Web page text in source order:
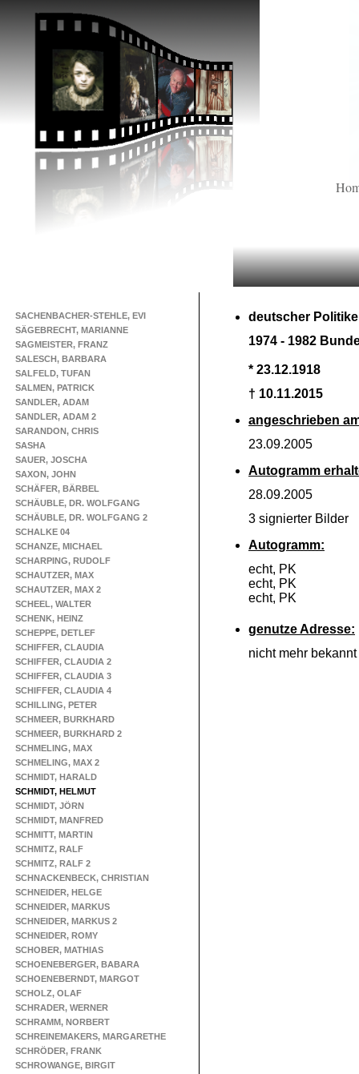
SACHENBACHER-STEHLE, EVI
SÄGEBRECHT, MARIANNE
SAGMEISTER, FRANZ
SALESCH, BARBARA
SALFELD, TUFAN
SALMEN, PATRICK
SANDLER, ADAM
SANDLER, ADAM 2
SARANDON, CHRIS
SASHA
SAUER, JOSCHA
SAXON, JOHN
SCHÄFER, BÄRBEL
SCHÄUBLE, DR. WOLFGANG
SCHÄUBLE, DR. WOLFGANG 2
SCHALKE 04
SCHANZE, MICHAEL
SCHARPING, RUDOLF
SCHAUTZER, MAX
SCHAUTZER, MAX 2
SCHEEL, WALTER
SCHENK, HEINZ
SCHEPPE, DETLEF
SCHIFFER, CLAUDIA
SCHIFFER, CLAUDIA 2
SCHIFFER, CLAUDIA 3
SCHIFFER, CLAUDIA 4
SCHILLING, PETER
SCHMEER, BURKHARD
SCHMEER, BURKHARD 2
SCHMELING, MAX
SCHMELING, MAX 2
SCHMIDT, HARALD
SCHMIDT, HELMUT
SCHMIDT, JÖRN
SCHMIDT, MANFRED
SCHMITT, MARTIN
SCHMITZ, RALF
SCHMITZ, RALF 2
SCHNACKENBECK, CHRISTIAN
SCHNEIDER, HELGE
SCHNEIDER, MARKUS
SCHNEIDER, MARKUS 2
SCHNEIDER, ROMY
SCHOBER, MATHIAS
SCHOENEBERGER, BABARA
SCHOENEBERNDT, MARGOT
SCHOLZ, OLAF
SCHRADER, WERNER
SCHRAMM, NORBERT
SCHREINEMAKERS, MARGARETHE
SCHRÖDER, FRANK
SCHROWANGE, BIRGIT
deutscher
1974 - 1982
* 23.12.1918
† 10.11.2015
angeschrieben
23.09.2005
Autogramm
28.09.2005
3 signierter Bilder
Autogramm:
echt, PK
echt, PK
echt, PK
genutze Adresse:
nicht mehr bekannt